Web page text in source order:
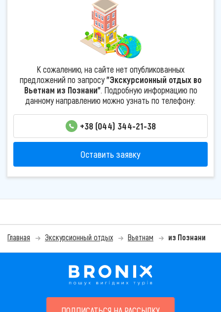
К сожалению, на сайте нет опубликованных
предложений по запросу"Экскурсионный отдых во
Вьетнам из Познани". Подробную информацию по
данному направлению можно узнать по телефону:
+38 (044) 344-21-38
Оставить заявку
Главная Экскурсионный отдых Вьетнам из Познани